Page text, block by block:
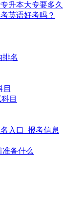
升本大专要多
英语好考吗？
排名
目
目
入口_报考信息
备什么